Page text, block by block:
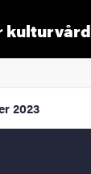
kulturvård
2023